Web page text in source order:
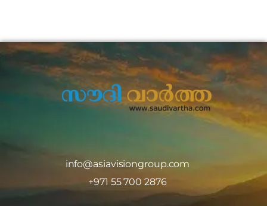
info@asiavisiongroup.com
+971 55 700 2876